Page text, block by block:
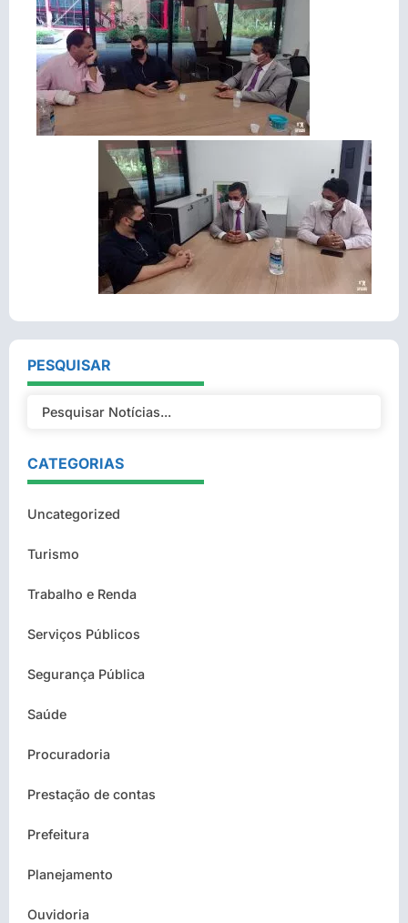
PESQUISAR
CATEGORIAS
Uncategorized
Turismo
Trabalho e Renda
Serviços Públicos
Segurança Pública
Saúde
Procuradoria
Prestação de contas
Prefeitura
Planejamento
Ouvidoria